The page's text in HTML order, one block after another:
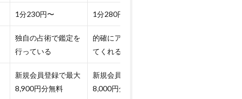
1分230円〜 1分280円〜
独自の占術で鑑定を
行っている
的確にアドバイスし
てくれる
新規会員登録で最大
8,900円分無料
新規会員登録で最大
8,000円分無料